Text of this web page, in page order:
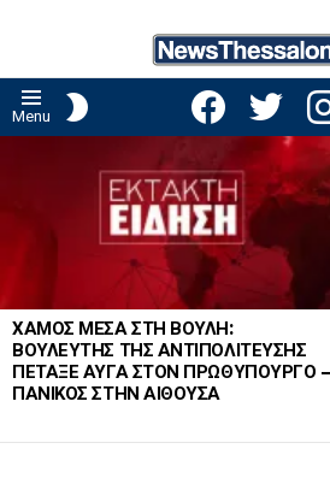
Menu
facebooktwitter
ΧΑΜΟΣ ΜΕΣΑ ΣΤΗ ΒΟΥΛΗ:
ΒΟΥΛΕΥΤΗΣ ΤΗΣ ΑΝΤΙΠΟΛΙΤΕΥΣΗΣ
ΠΕΤΑΞΕ ΑΥΓΑ ΣΤΟΝ ΠΡΩΘΥΠΟΥΡΓΟ –
ΠΑΝΙΚΟΣ ΣΤΗΝ ΑΙΘΟΥΣΑ